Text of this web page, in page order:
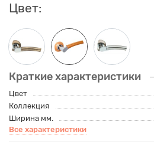
Цвет:
Краткие характеристики
Цвет
Коллекция
Ширина мм.
Все характеристики